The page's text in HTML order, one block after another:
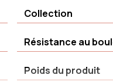
Collection
Résistance au
Poids du produit